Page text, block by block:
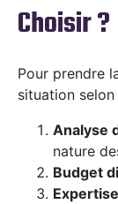
Choisir ?
Pour prendre
situation
Analyse
nature
Budget